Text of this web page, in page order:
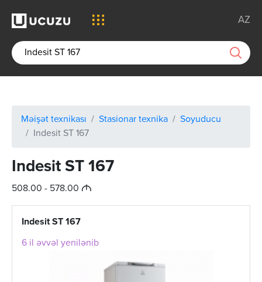
AZ
Məişət texnikası Stasionar texnika
Soyuducu
Indesit ST 167
Indesit ST 167
508.00 - 578.00 M
Indesit ST 167
6 il əvvəl yenilənib